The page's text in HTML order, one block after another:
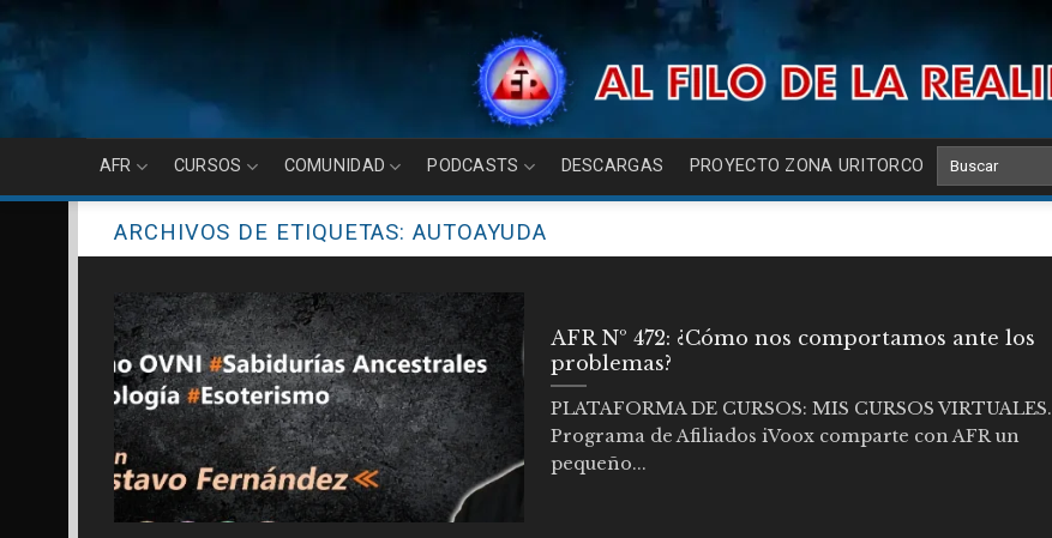
content
AFR CURSOS COMUNIDAD PODCASTS DESCARGAS PROYECTO ZONA URITORCO
ARCHIVOS DE ETIQUETAS:AUTOAYUDA
AFR Nº 472: ¿Cómo nos comportamos ante los
problemas?
PLATAFORMA DE CURSOS: MIS CURSOS VIRTUALES.
Programa de Afiliados iVoox comparte con AFR un
pequeño...